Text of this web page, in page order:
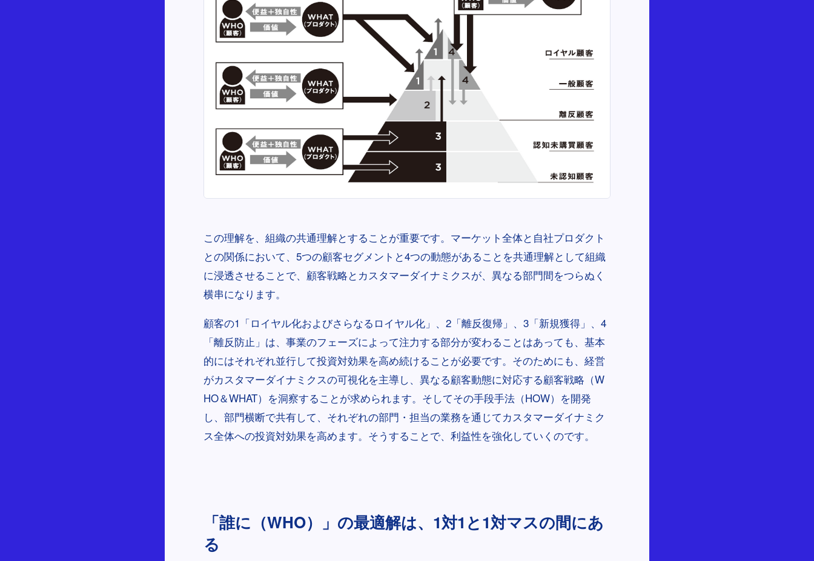
この理解を、組織の共通理解とすることが重要です。マーケット全体と自社プロダクト
との関係において、5つの顧客セグメントと4つの動態があることを共通理解として組織
に浸透させることで、顧客戦略とカスタマーダイナミクスが、異なる部門間をつらぬく
横串になります。
顧客の1「ロイヤル化およびさらなるロイヤル化」、2「離反復帰」、3「新規獲得」、4
「離反防止」は、事業のフェーズによって注力する部分が変わることはあっても、基本
的にはそれぞれ並行して投資対効果を高め続けることが必要です。そのためにも、経営
がカスタマーダイナミクスの可視化を主導し、異なる顧客動態に対応する顧客戦略（W
HO＆WHAT）を洞察することが求められます。そしてその手段手法（HOW）を開発
し、部門横断で共有して、それぞれの部門・担当の業務を通じてカスタマーダイナミク
ス全体への投資対効果を高めます。そうすることで、利益性を強化していくのです。
「誰に（WHO）」の最適解は、1対1と1対マスの間にあ
る